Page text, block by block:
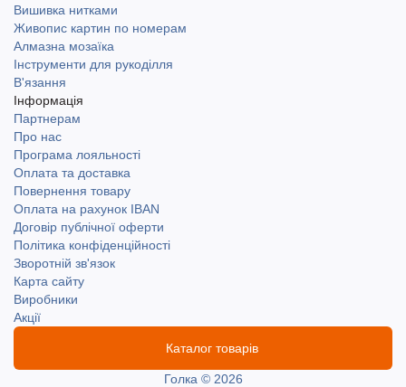
Вишивка нитками
Живопис картин по номерам
Алмазна мозаїка
Інструменти для рукоділля
В'язання
Інформація
Партнерам
Про нас
Програма лояльності
Оплата та доставка
Повернення товару
Оплата на рахунок IBAN
Договір публічної оферти
Політика конфіденційності
Зворотній зв'язок
Карта сайту
Виробники
Акції
Каталог товарів
Голка © 2026